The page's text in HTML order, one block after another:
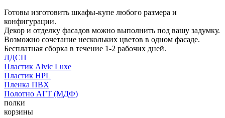
Готовы изготовить шкафы-купе любого размера и
конфигурации.
Декор и отделку фасадов можно выполнить под вашу задумку.
Возможно сочетание нескольких цветов в одном фасаде.
Бесплатная сборка в течение 1-2 рабочих дней.
ЛДСП
Пластик Alvic Luxe
Пластик HPL
Пленка ПВХ
Полотно АГТ (МДФ)
полки
корзины